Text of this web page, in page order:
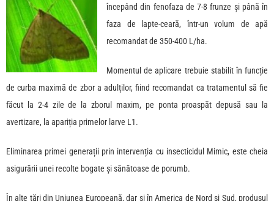
începând din fenofaza de 7-8 frunze și până în
faza de lapte-ceară, într-un volum de apă
recomandat de 350-400 L/ha.
Momentul de aplicare trebuie stabilit în funcție
de curba maximă de zbor a adulților, fiind recomandat ca tratamentul să fie
făcut la 2-4 zile de la zborul maxim, pe ponta proaspăt depusă sau la
avertizare, la apariția primelor larve L1.
Eliminarea primei generații prin intervenția cu insecticidul Mimic, este cheia
asigurării unei recolte bogate și sănătoase de porumb.
În alte țări din Uniunea Europeană, dar și în America de Nord și Sud, produsul